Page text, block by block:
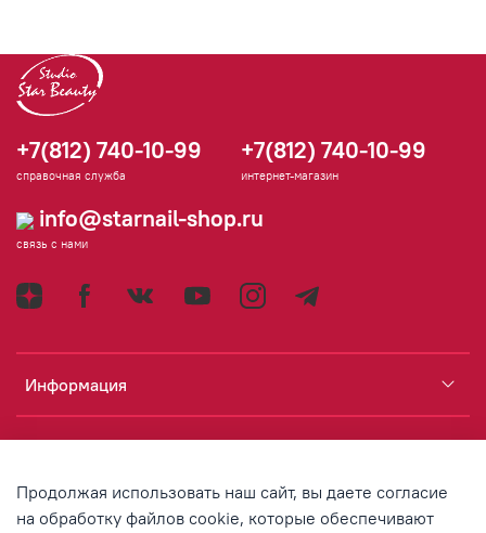
Информация
Аккаунт
+7(812) 740-10-99
справочная служба
+7(812) 740-10-99
интернет-магазин
info@starnail-shop.ru
связь с нами
Продолжая использовать наш сайт, вы даете согласие
на обработку файлов cookie, которые обеспечивают